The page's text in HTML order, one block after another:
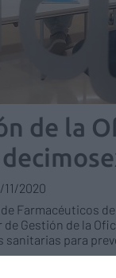
de la
11/2020
Farmacéuticos
Gestión de la
para